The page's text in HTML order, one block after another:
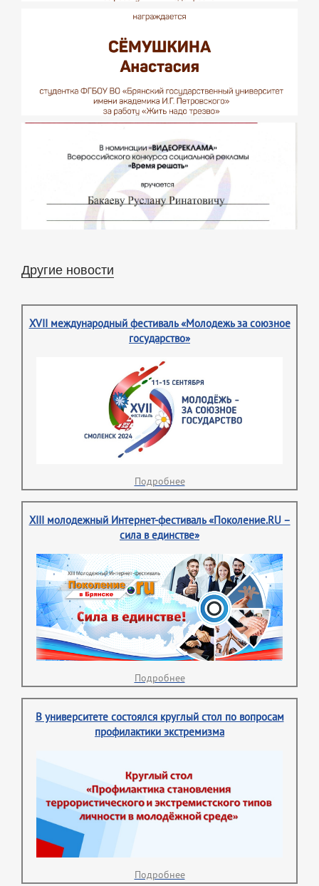
Другие новости
XVII международный фестиваль «Молодежь за союзное
государство»
Подробнее
XIII молодежный Интернет-фестиваль «Поколение.RU –
сила в единстве»
Подробнее
В университете состоялся круглый стол по вопросам
профилактики экстремизма
Подробнее